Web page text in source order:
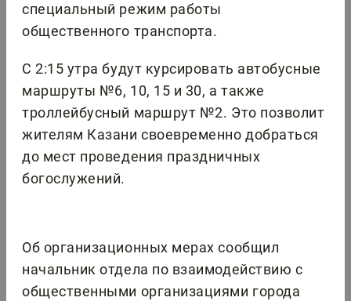
специальный режим работы
общественного транспорта.
С 2:15 утра будут курсировать автобусные
маршруты №6, 10, 15 и 30, а также
троллейбусный маршрут №2. Это позволит
жителям Казани своевременно добраться
до мест проведения праздничных
богослужений.
Об организационных мерах сообщил
начальник отдела по взаимодействию с
общественными организациями города